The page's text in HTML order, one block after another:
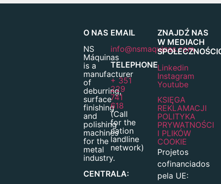
O NAS
NS
Máquinas
is a
manufacturer
of
deburring,
surface
finishing
and
polishing
machines
for the
metal
industry.
CENTRALA:
EMAIL
info@nsmaquinas.com
TELEPHONE
+ 351
229
741
618
(Call
for the
nation
landline
network)
ZNAJDŹ NAS
W MEDIACH
Linkedin
Instagram
Youtube
KSIĘGA
REKLAMACJI
POLITYKA
PRYWATNOŚCI
I PLIKÓW
COOKIE
Projetos
cofinanciados
pela UE: